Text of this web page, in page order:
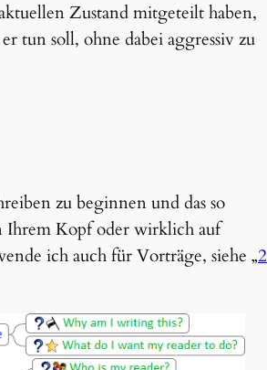
Zustand mitgeteilt haben,
tun soll, ohne dabei aggressiv zu
zu beginnen und das so
Ihrem Kopf oder wirklich auf
ich auch für Vorträge, siehe „2